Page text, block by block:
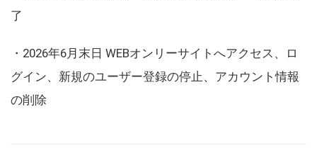
了
・2026年6月末日 WEBオンリーサイトへアクセス、ロ
グイン、新規のユーザー登録の停止、アカウント情報
の削除